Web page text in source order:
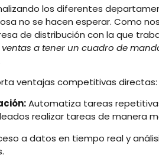
los diferentes
no se hacen esperar. Como
de distribución con la que
a tener un cuadro de
ventajas competitivas directas:
Automatiza tareas
realizar tareas de manera
a datos en tiempo real y